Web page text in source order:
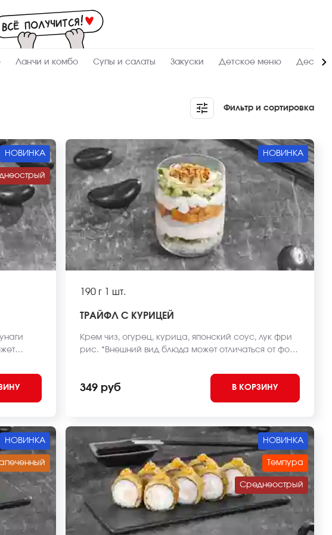
Ланчи и комбо Супы и салаты Закуски Детское меню
Фильтр и сортировка
НОВИНКА НОВИНКА
190 г1 шт.
ТРАЙФЛ С КУРИЦЕЙ
Крем чиз, огурец, курица, японский соус, лук фри
рис. *Внешний вид блюда может отличаться от фото
349 руб В КОРЗИНУ
НОВИНКА НОВИНКА
Темпура
Среднеострый